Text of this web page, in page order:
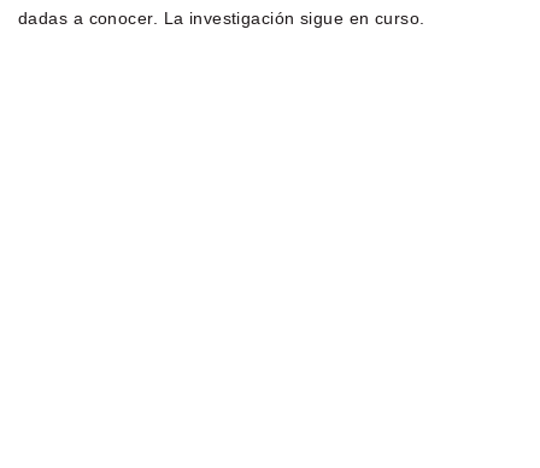
dadas a conocer. La investigación sigue en curso.